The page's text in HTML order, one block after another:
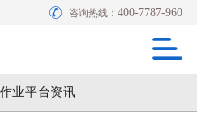
咨询热线：400-7787-960
业平台资讯